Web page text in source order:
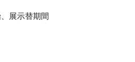
展示替期間